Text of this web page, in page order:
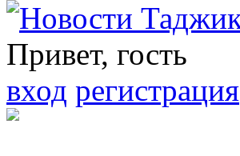
Привет, гость
вход регистрация